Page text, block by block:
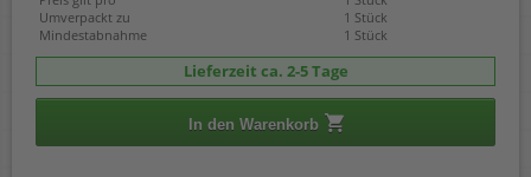
Umverpackt zu
1 Stück
Mindestabnahme
1 Stück
Lieferzeit ca. 2-5 Tage
In den Warenkorb